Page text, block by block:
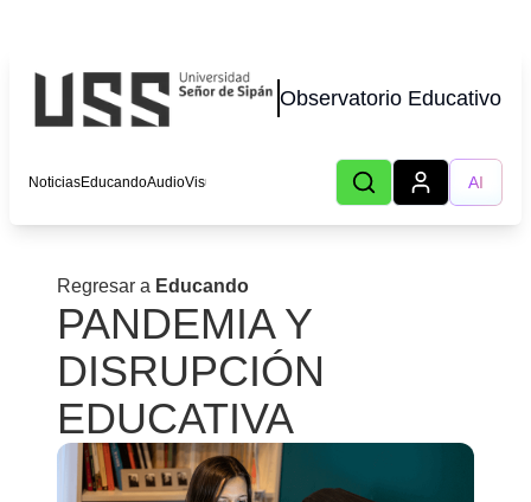
Observatorio Educativo
NoticiasEducandoAudioVisual Autores Eventos CHOTAI
Regresar a Educando
PANDEMIA Y
DISRUPCIÓN
EDUCATIVA